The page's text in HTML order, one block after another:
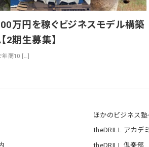
万円を稼ぐビジネスモデル構築
2期生募集】
年商10 […]
ほかのビジネス塾
theDRILL アカデ
theDRILL 倶楽部